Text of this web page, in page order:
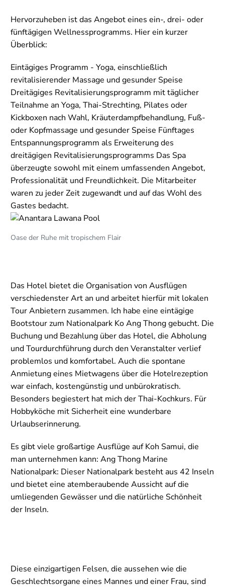
Hervorzuheben ist das Angebot eines ein-, drei- oder
fünftägigen Wellnessprogramms. Hier ein kurzer
Überblick:
Eintägiges Programm - Yoga, einschließlich
revitalisierender Massage und gesunder Speise
Dreitägiges Revitalisierungsprogramm mit täglicher
Teilnahme an Yoga, Thai-Strechting, Pilates oder
Kickboxen nach Wahl, Kräuterdampfbehandlung, Fuß-
oder Kopfmassage und gesunder Speise Fünftages
Entspannungsprogramm als Erweiterung des
dreitägigen Revitalisierungsprogramms Das Spa
überzeugte sowohl mit einem umfassenden Angebot,
Professionalität und Freundlichkeit. Die Mitarbeiter
waren zu jeder Zeit zugewandt und auf das Wohl des
Gastes bedacht.
Oase der Ruhe mit tropischem Flair
Das Hotel bietet die Organisation von Ausflügen
verschiedenster Art an und arbeitet hierfür mit lokalen
Tour Anbietern zusammen. Ich habe eine eintägige
Bootstour zum Nationalpark Ko Ang Thong gebucht. Die
Buchung und Bezahlung über das Hotel, die Abholung
und Tourdurchführung durch den Veranstalter verlief
problemlos und komfortabel. Auch die spontane
Anmietung eines Mietwagens über die Hotelrezeption
war einfach, kostengünstig und unbürokratisch.
Besonders begiestert hat mich der Thai-Kochkurs. Für
Hobbyköche mit Sicherheit eine wunderbare
Urlaubserinnerung.
Es gibt viele großartige Ausflüge auf Koh Samui, die
man unternehmen kann: Ang Thong Marine
Nationalpark: Dieser Nationalpark besteht aus 42 Inseln
und bietet eine atemberaubende Aussicht auf die
umliegenden Gewässer und die natürliche Schönheit
der Inseln.
Diese einzigartigen Felsen, die aussehen wie die
Geschlechtsorgane eines Mannes und einer Frau, sind